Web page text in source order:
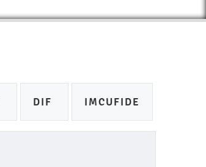
DIF IMCUFIDE